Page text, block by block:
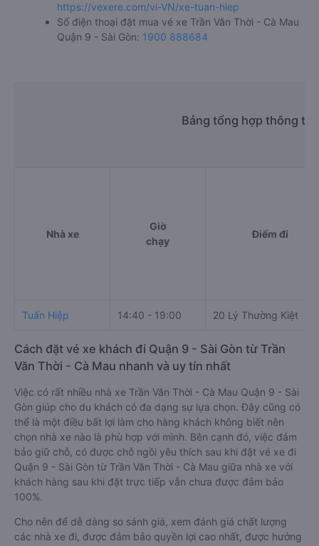
https://vexere.com/vi-VN/xe-tuan-hiep
Số điện thoại đặt mua vé xe Trần Văn Thời - Cà Mau
Quận 9 - Sài Gòn: 1900 888684
Bảng tổng hợp thông tin
Nhà xe
Giờ
chạy
Điểm đi
Tuấn Hiệp 14:40 - 19:00 20 Lý Thường Kiệt
Cách đặt vé xe khách đi Quận 9 - Sài Gòn từ Trần
Văn Thời - Cà Mau nhanh và uy tín nhất
Việc có rất nhiều nhà xe Trần Văn Thời - Cà Mau Quận 9 - Sài
Gòn giúp cho du khách có đa dạng sự lựa chọn. Đây cũng có
thể là một điều bất lợi làm cho hàng khách không biết nên
chọn nhà xe nào là phù hợp với mình. Bên cạnh đó, việc đảm
bảo giữ chỗ, có được chỗ ngồi yêu thích sau khi đặt vé xe đi
Quận 9 - Sài Gòn từ Trần Văn Thời - Cà Mau giữa nhà xe với
khách hàng sau khi đặt trực tiếp vẫn chưa được đảm bảo
100%.
Cho nên để dễ dàng so sánh giá, xem đánh giá chất lượng
các nhà xe đi, được đảm bảo quyền lợi cao nhất, được hưởng